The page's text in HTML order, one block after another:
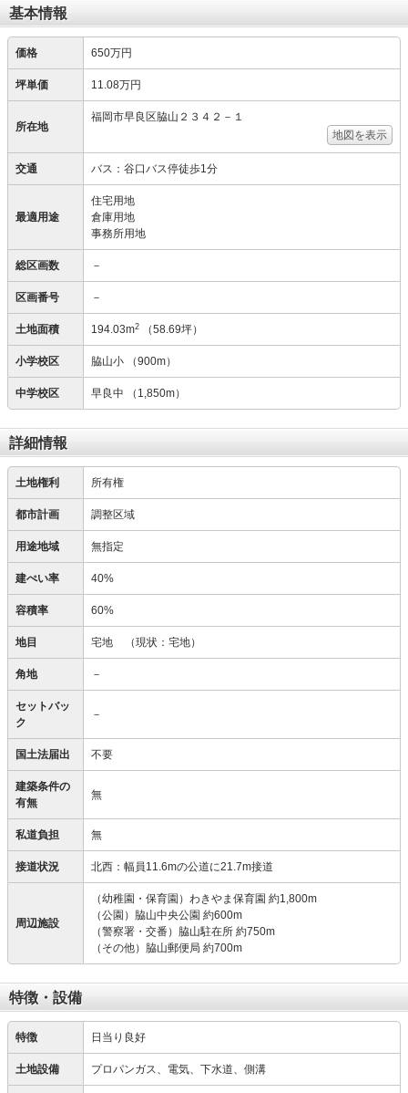
基本情報
価格 650万円
坪単価 11.08万円
所在地
福岡市早良区脇山２３４２－１
地図を表示
交通 バス：谷口バス停徒歩1分
最適用途
住宅用地
倉庫用地
事務所用地
総区画数 －
区画番号 －
土地面積 194.03m2 （58.69坪）
小学校区 脇山小 （900m）
中学校区 早良中 （1,850m）
詳細情報
土地権利 所有権
都市計画 調整区域
用途地域 無指定
建ぺい率 40%
容積率 60%
地目 宅地 （現状：宅地）
角地 －
セットバッ
ク
－
国土法届出 不要
建築条件の
有無
無
私道負担 無
接道状況 北西：幅員11.6mの公道に21.7m接道
周辺施設
（幼稚園・保育園）わきやま保育園 約1,800m
（公園）脇山中央公園 約600m
（警察署・交番）脇山駐在所 約750m
（その他）脇山郵便局 約700m
特徴・設備
特徴 日当り良好
土地設備 プロパンガス、電気、下水道、側溝